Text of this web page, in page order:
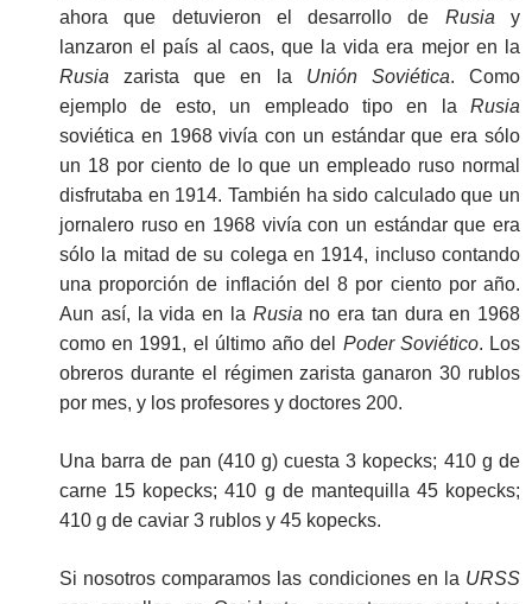
ahora que detuvieron el desarrollo de Rusia y
lanzaron el país al caos, que la vida era mejor en la
Rusia zarista que en la Unión Soviética. Como
ejemplo de esto, un empleado tipo en la Rusia
soviética en 1968 vivía con un estándar que era sólo
un 18 por ciento de lo que un empleado ruso normal
disfrutaba en 1914. También ha sido calculado que un
jornalero ruso en 1968 vivía con un estándar que era
sólo la mitad de su colega en 1914, incluso contando
una proporción de inflación del 8 por ciento por año.
Aun así, la vida en la Rusia no era tan dura en 1968
como en 1991, el último año del Poder Soviético. Los
obreros durante el régimen zarista ganaron 30 rublos
por mes, y los profesores y doctores 200.
Una barra de pan (410 g) cuesta 3 kopecks; 410 g de
carne 15 kopecks; 410 g de mantequilla 45 kopecks;
410 g de caviar 3 rublos y 45 kopecks.
Si nosotros comparamos las condiciones en la URSS